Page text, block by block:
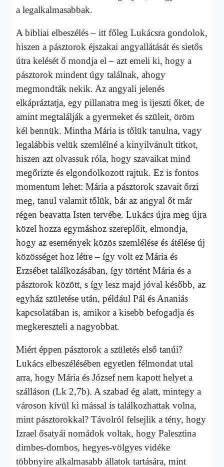
a legalkalmasabbak.
A bibliai elbeszélés – itt főleg Lukácsra gondolok,
hiszen a pásztorok éjszakai angyallátását és sietős
útra kelését ő mondja el – azt emeli ki, hogy a
pásztorok mindent úgy találnak, ahogy
megmondták nekik. Az angyali jelenés
elkápráztatja, egy pillanatra meg is ijeszti őket, de
amint megtalálják a gyermeket és szüleit, öröm
kél bennük. Mintha Mária is tőlük tanulna, vagy
legalábbis velük szemlélné a kinyilvánult titkot,
hiszen azt olvassuk róla, hogy szavaikat mind
megőrizte és elgondolkozott rajtuk. Ez is fontos
momentum lehet: Mária a pásztorok szavait őrzi
meg, tanul valamit tőlük, bár az angyal őt már
régen beavatta Isten tervébe. Lukács újra meg újra
közel hozza egymáshoz szereplőit, elmondja,
hogy az események közös szemlélése és átélése új
közösséget hoz létre – így volt ez Mária és
Erzsébet találkozásában, így történt Mária és a
pásztorok között, s így lesz majd jóval később, az
egyház születése után, például Pál és Ananiás
kapcsolatában is, amikor a kisebb befogadja és
megkereszteli a nagyobbat.
Miért éppen pásztorok a születés első tanúi?
Lukács elbeszélésében egyetlen félmondat utal
arra, hogy Mária és József nem kapott helyet a
szálláson (Lk 2,7b). A szabad ég alatt, mintegy a
városon kívül ki mással is találkozhattak volna,
mint pásztorokkal? Távolról felsejlik a tény, hogy
Izrael ősatyái nomádok voltak, hogy Palesztina
dimbes-dombos, hegyes-völgyes vidéke
többnyire alkalmasabb állatok tartására, mint